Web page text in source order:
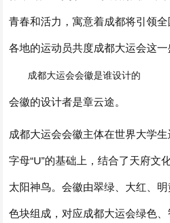
青春和活力，寓意着成都将引领
各地的运动员共度成都大运会这一
成都大运会会徽是谁设计的
会徽的设计者是章云途。
成都大运会会徽主体在世界大学
字母“U”的基础上，结合了天府文
太阳神鸟。会徽由翠绿、大红、
色块组成，对应成都大运会绿色